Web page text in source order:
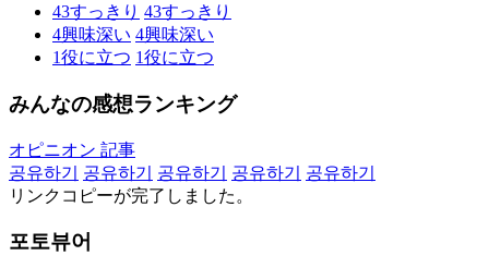
43すっきり 43すっきり
4興味深い 4興味深い
1役に立つ 1役に立つ
みんなの感想ランキング
オピニオン 記事
공유하기
공유하기 공유하기 공유하기
공유하기
リンクコピーが完了しました。
포토뷰어